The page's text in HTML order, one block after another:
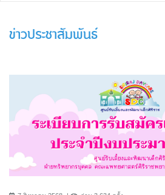
ข่าวประชาสัมพันธ์